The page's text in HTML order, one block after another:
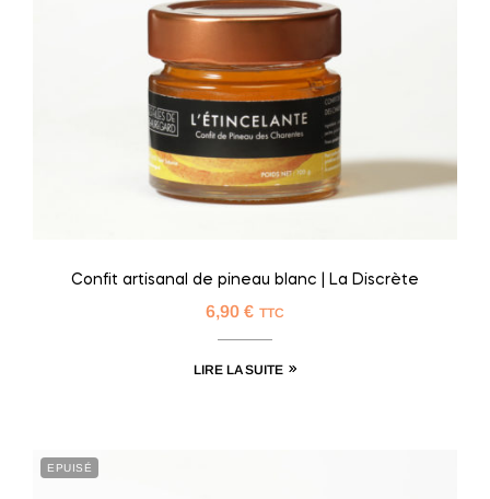
Confit artisanal de pineau blanc | La Discrète
6,90 € TTC
LIRE LA SUITE
EPUISÉ